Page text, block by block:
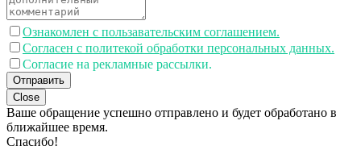
Ознакомлен с пользавательским соглашением.
Согласен с политекой обработки персональных данных.
Согласие на рекламные рассылки.
Отправить
Close
Ваше обращение успешно отправлено и будет обработано в
ближайшее время.
Спасибо!